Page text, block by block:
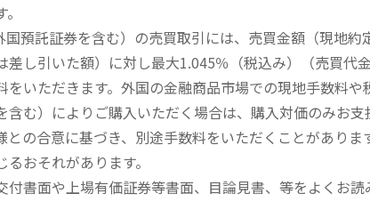
預託証券を含む）の売買取引には、売買金額（現地
差し引いた額）に対し最大1.045％（税込み）（売買代
をいただきます。外国の金融商品市場での現地手数料
含む）によりご購入いただく場合は、購入対価のみお
との合意に基づき、別途手数料をいただくことがあり
おそれがあります。
書面や上場有価証券等書面、目論見書、等をよくお読